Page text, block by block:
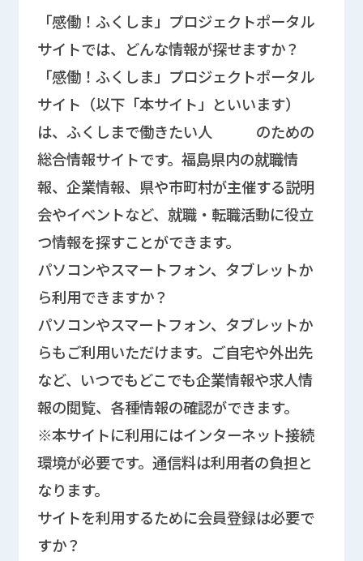
「感働！ふくしま」プロジェクトポータル
サイトでは、どんな情報が探せますか？
「感働！ふくしま」プロジェクトポータル
サイト（以下「本サイト」といいます）
は、ふくしまで働きたい人 のための
総合情報サイトです。福島県内の就職情
報、企業情報、県や市町村が主催する説明
会やイベントなど、就職・転職活動に役立
つ情報を探すことができます。
パソコンやスマートフォン、タブレットか
ら利用できますか？
パソコンやスマートフォン、タブレットか
らもご利用いただけます。ご自宅や外出先
など、いつでもどこでも企業情報や求人情
報の閲覧、各種情報の確認ができます。
※本サイトに利用にはインターネット接続
環境が必要です。通信料は利用者の負担と
なります。
サイトを利用するために会員登録は必要で
すか？